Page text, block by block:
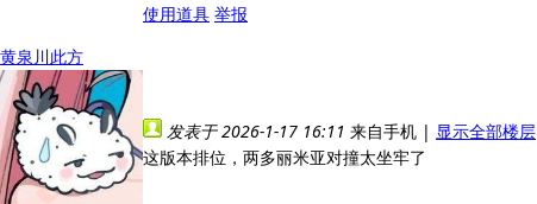
使用道具 举报
黄泉川此方
发表于 2026-1-17 16:11 来自手机 | 显示全部楼层
这版本排位，两多丽米亚对撞太坐牢了